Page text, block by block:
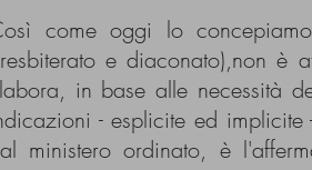
come oggi lo
e diaconato),non è
in base alle necessità
- esplicite ed
ministero ordinato, è